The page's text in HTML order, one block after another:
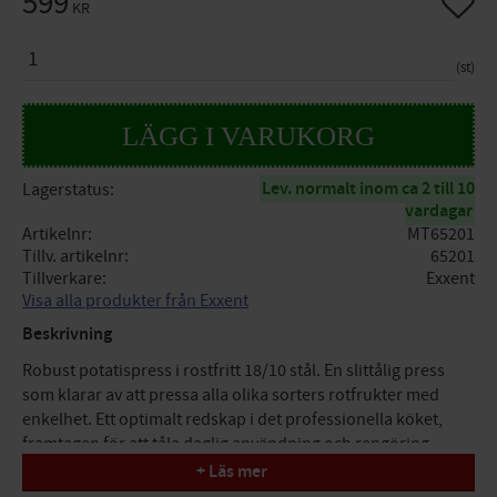
KR
st
Lagerstatus
Lev. normalt inom ca 2 till 10
vardagar
Artikelnr
MT65201
Tillv. artikelnr
65201
Tillverkare
Exxent
Visa alla produkter från Exxent
Beskrivning
Robust potatispress i rostfritt 18/10 stål. En slittålig press
som klarar av att pressa alla olika sorters rotfrukter med
enkelhet. Ett optimalt redskap i det professionella köket,
framtagen för att tåla daglig användning och rengöring.
+ Läs mer